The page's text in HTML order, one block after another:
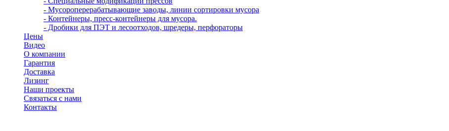
- Мусороперерабатывающие заводы, линии сортировки мусора
- Контейнеры, пресс-контейнеры для мусора.
- Дробики для ПЭТ и лесоотходов, шредеры, перфораторы
Цены
Видео
О компании
Гарантия
Доставка
Лизинг
Наши проекты
Связаться с нами
Контакты